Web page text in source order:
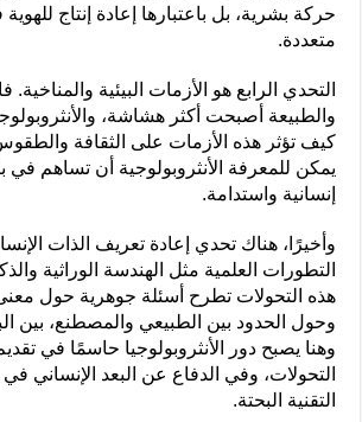
حركة بشرية، بل باعتبارها إعادة إنتاج
متعددة.
التحدي الرابع هو الأزمات البيئية والمناخية.
والطبيعة أصبحت أكثر هشاشة،
كيف تؤثر هذه الأزمات على الثقافة
يمكن للمعرفة الأنثروبولوجية أن تساهم في
إنسانية واستدامة.
وأخيرًا، هناك تحدي إعادة تعريف الذات
التطورات العلمية مثل الهندسة الوراثية
هذه التحولات تطرح أسئلة جوهرية حول
وحول الحدود بين الطبيعي والمصطنع، بين
وهنا يصبح دور الأنثروبولوجيا حاسمًا في
التحولات، وفي الدفاع عن البعد الإنساني
التقنية البحتة.